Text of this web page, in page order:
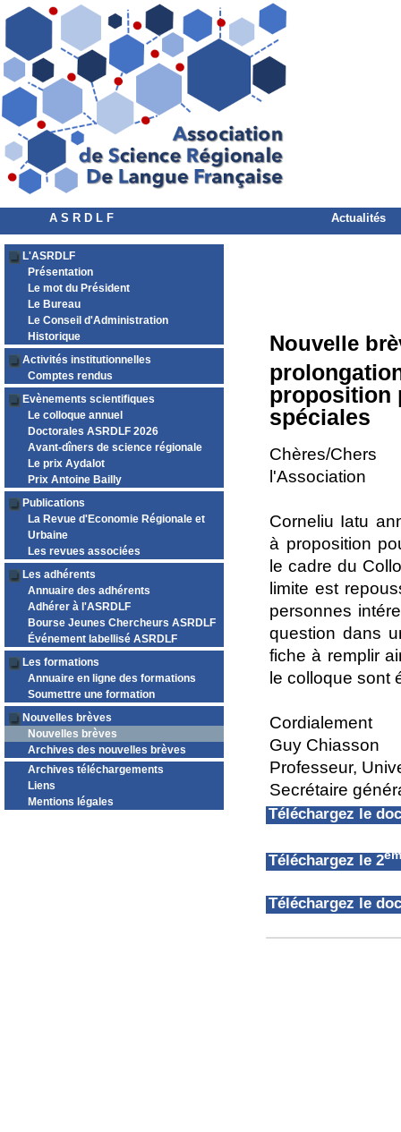
A S R D L F Actualités
L'ASRDLF
Présentation
Le mot du Président
Le Bureau
Le Conseil d'Administration
Historique
Activités institutionnelles
Comptes rendus
Evènements scientifiques
Le colloque annuel
Doctorales ASRDLF 2026
Avant-dîners de science régionale
Le prix Aydalot
Prix Antoine Bailly
Publications
La Revue d'Economie Régionale et
Urbaine
Les revues associées
Les adhérents
Annuaire des adhérents
Adhérer à l'ASRDLF
Bourse Jeunes Chercheurs ASRDLF
Événement labellisé ASRDLF
Les formations
Annuaire en ligne des formations
Soumettre une formation
Nouvelles brèves
Nouvelles brèves
Archives des nouvelles brèves
Archives téléchargements
Liens
Mentions légales
Nouvelle
proposition
spéciales
Chères/
l'Association
Corneliu Iatu
à proposition
le cadre du
limite est
personnes
question dans
fiche à remplir
le colloque sont
Cordialement
Guy Chiasson
Professeur,
Secrétaire
Téléchargez le
Téléchargez le 2
Téléchargez le